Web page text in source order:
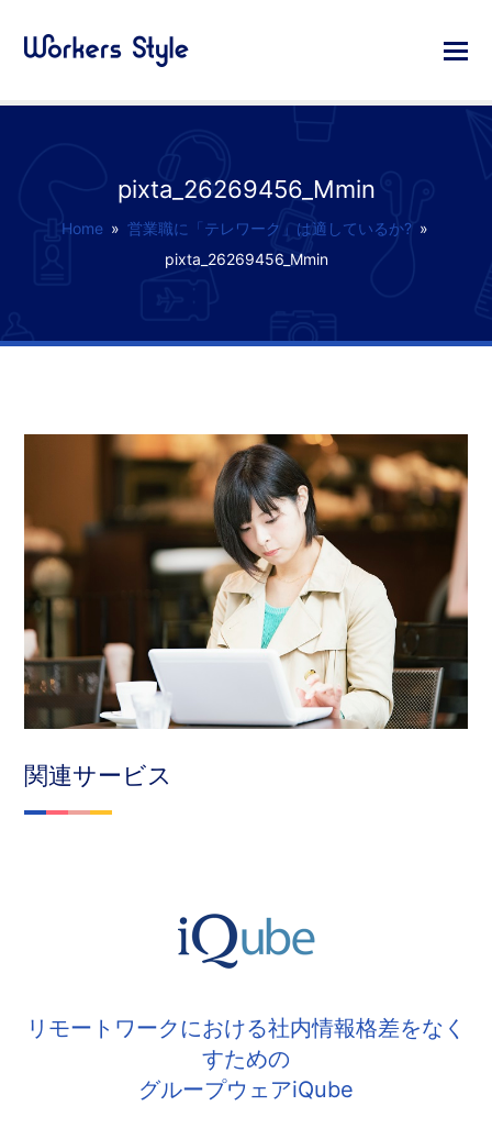
pixta_26269456_Mmin
Home » 営業職に「テレワーク」は適しているか? »
pixta_26269456_Mmin
関連サービス
リモートワークにおける社内情報格差をなく
すための
グループウェアiQube